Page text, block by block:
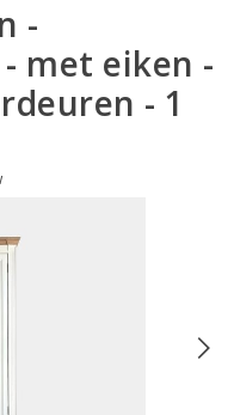
-
met eiken -
- 1